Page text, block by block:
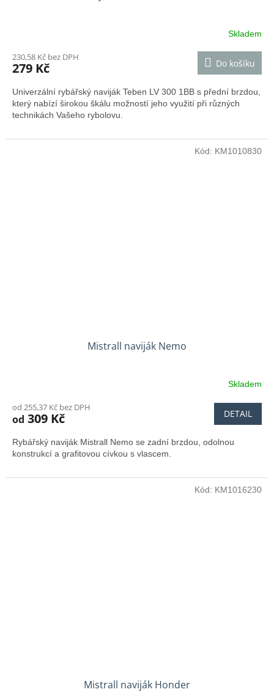
Skladem
230,58 Kč bez DPH
279 Kč Do košíku
Univerzální rybářský naviják Teben LV 300 1BB s přední brzdou,
který nabízí širokou škálu možností jeho využití při různých
technikách Vašeho rybolovu.
Mistrall naviják Nemo
Skladem
od 255,37 Kč bez DPH
od 309 Kč DETAIL
Rybářský naviják Mistrall Nemo se zadní brzdou, odolnou
konstrukcí a grafitovou cívkou s vlascem.
Kód: KM1010830
Mistrall naviják Honder
Kód: KM1016230